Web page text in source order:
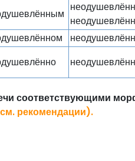
соответствующими
рекомендации).